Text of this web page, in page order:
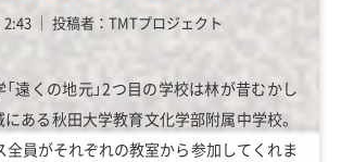
2:43 │ 投稿者：TMTプロジェクト
遠くの地元」2つ目の学校は林が昔むかし
ある秋田大学教育文化学部附属中学校。
全員がそれぞれの教室から参加してくれま